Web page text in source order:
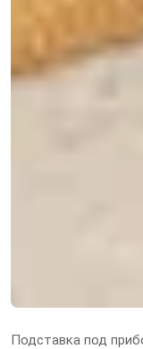
Подставка под